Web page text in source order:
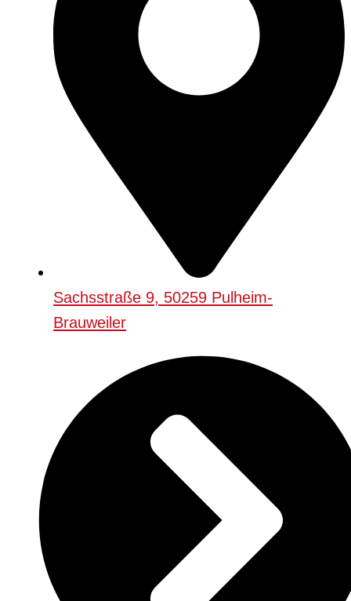
Sachsstraße 9, 50259 Pulheim-
Brauweiler